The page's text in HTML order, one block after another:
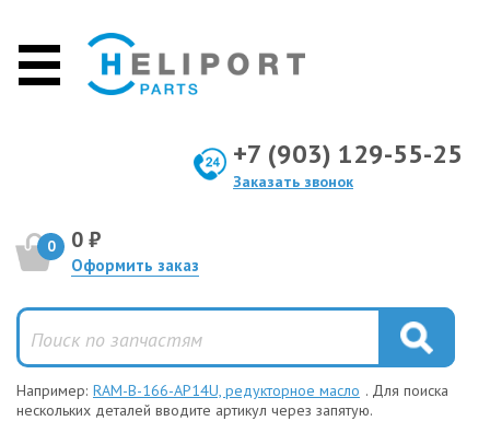
+7 (903) 129-55-25
Заказать звонок
0 0 ₽
Оформить заказ
Например: RAM-B-166-AP14U, редукторное масло . Для поиска
нескольких деталей вводите артикул через запятую.